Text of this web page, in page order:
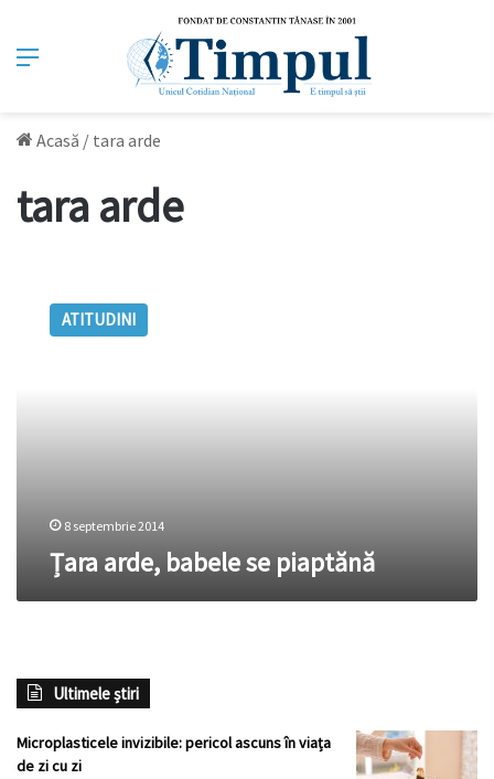
Meniu
Acasă / tara arde
tara arde
arde,
babeleATITUDINI
8 septembrie 2014
Țara arde, babele se piaptănă
Ultimele știri
Microplasticele invizibile: pericol ascuns în viața
de zi cu zi